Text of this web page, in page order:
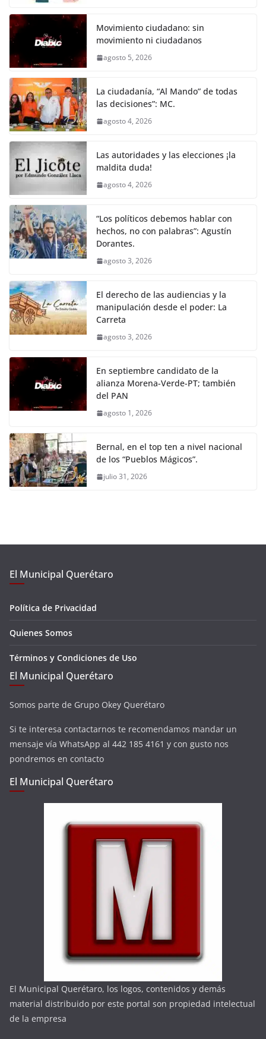
Movimiento ciudadano: sin
movimiento ni ciudadanos
agosto 5, 2026
La ciudadanía, “Al Mando” de todas
las decisiones”: MC.
agosto 4, 2026
Las autoridades y las elecciones ¡la
maldita duda!
agosto 4, 2026
“Los políticos debemos hablar con
hechos, no con palabras”: Agustín
Dorantes.
agosto 3, 2026
El derecho de las audiencias y la
manipulación desde el poder: La
Carreta
agosto 3, 2026
En septiembre candidato de la
alianza Morena-Verde-PT; también
del PAN
agosto 1, 2026
Bernal, en el top ten a nivel nacional
de los “Pueblos Mágicos”.
julio 31, 2026
El Municipal Querétaro
Política de Privacidad
Quienes Somos
Términos y Condiciones de Uso
El Municipal Querétaro
Somos parte de Grupo Okey Querétaro
Si te interesa contactarnos te recomendamos mandar un
mensaje vía WhatsApp al 442 185 4161 y con gusto nos
pondremos en contacto
El Municipal Querétaro
El Municipal Querétaro, los logos, contenidos y demás
material distribuido por este portal son propiedad intelectual
de la empresa